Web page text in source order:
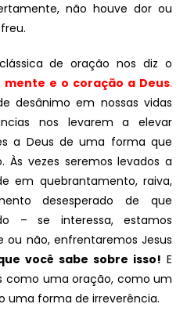
não houve dor ou
de oração nos diz o
e o coração a Deus.
desânimo em nossas vidas
nos levarem a elevar
a Deus de uma forma que
Às vezes seremos levados a
em quebrantamento, raiva,
desesperado de que
– se interessa, estamos
ou não, enfrentaremos Jesus
você sabe sobre isso! E
como uma oração, como um
uma forma de irreverência.